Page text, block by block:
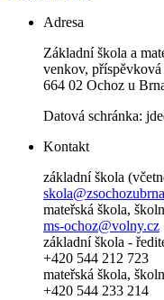
Adresa
Základní škola a
venkov,
664 02 Ochoz u
Datová schránka:
Kontakt
základní škola
mateřská škola,
ms-ochoz@volny.cz
základní škola -
+420 544 212 723
mateřská škola,
+420 544 233 214